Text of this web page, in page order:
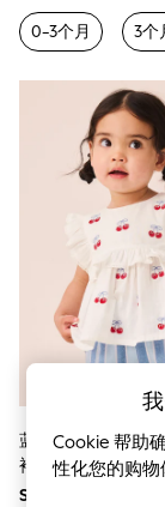
Holiday
Mesh
Collars
Hello
Toy
World
THE SET
Court
All
Coats &
Dresses
Jeans
西裤
衬衫
0-3个月 3个
蓝色条纹和红色樱
袖女式衬衫套装（3
SGD 41 - SGD 52
Cookie 帮助
性化您的购物